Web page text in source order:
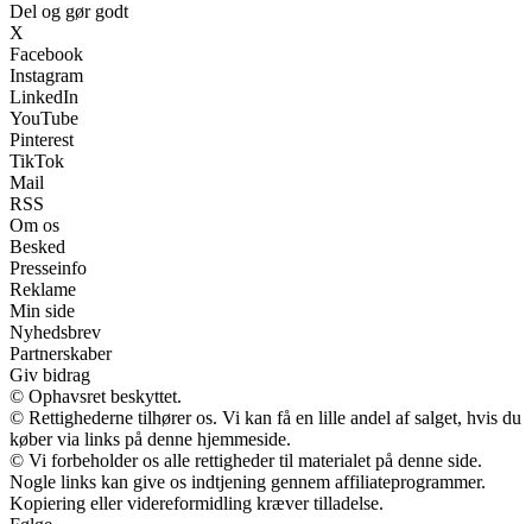
Del og gør godt
X
Facebook
Instagram
LinkedIn
YouTube
Pinterest
TikTok
Mail
RSS
Om os
Besked
Presseinfo
Reklame
Min side
Nyhedsbrev
Partnerskaber
Giv bidrag
© Ophavsret beskyttet.
© Rettighederne tilhører os. Vi kan få en lille andel af salget, hvis du
køber via links på denne hjemmeside.
© Vi forbeholder os alle rettigheder til materialet på denne side.
Nogle links kan give os indtjening gennem affiliateprogrammer.
Kopiering eller videreformidling kræver tilladelse.